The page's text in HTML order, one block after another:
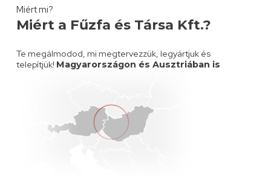
Miért mi?
Miért a Fűzfa és Társa Kft.?
Te megálmodod, mi megtervezzük, legyártjuk és
telepítjük! Magyarországon és Ausztriában is